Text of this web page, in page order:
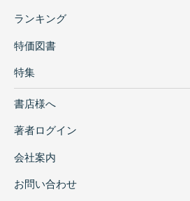
ランキング
特価図書
特集
書店様へ
著者ログイン
会社案内
お問い合わせ